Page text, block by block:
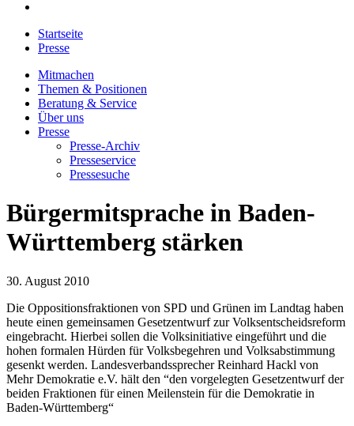
Startseite
Presse
Mitmachen
Themen & Positionen
Beratung & Service
Über uns
Presse
Presse-Archiv
Presseservice
Pressesuche
Bürgermitsprache in Baden-
Württemberg stärken
30. August 2010
Die Oppositionsfraktionen von SPD und Grünen im Landtag haben
heute einen gemeinsamen Gesetzentwurf zur Volksentscheidsreform
eingebracht. Hierbei sollen die Volksinitiative eingeführt und die
hohen formalen Hürden für Volksbegehren und Volksabstimmung
gesenkt werden. Landesverbandssprecher Reinhard Hackl von
Mehr Demokratie e.V. hält den “den vorgelegten Gesetzentwurf der
beiden Fraktionen für einen Meilenstein für die Demokratie in
Baden-Württemberg“